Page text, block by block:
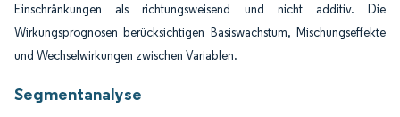
Einschränkungen als richtungsweisend und nicht additiv. Die
Wirkungsprognosen berücksichtigen Basiswachstum, Mischungseffekte
und Wechselwirkungen zwischen Variablen.
Segmentanalyse